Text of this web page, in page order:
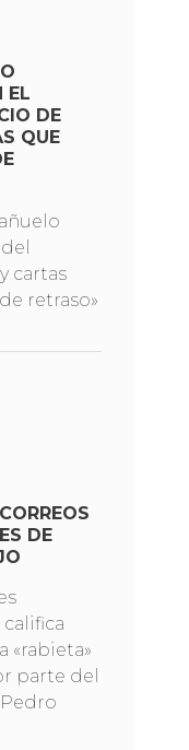
EL
DE
QUE
cartas
retraso»
DE
«rabieta»
parte del